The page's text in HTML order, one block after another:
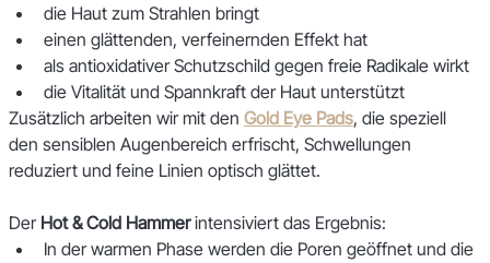
die Haut zum Strahlen bringt
einen glättenden, verfeinernden Effekt hat
als antioxidativer Schutzschild gegen freie Radikale wirkt
die Vitalität und Spannkraft der Haut unterstützt
Zusätzlich arbeiten wir mit den Gold Eye Pads, die speziell
den sensiblen Augenbereich erfrischt, Schwellungen
reduziert und feine Linien optisch glättet.
Der Hot & Cold Hammer intensiviert das Ergebnis:
In der warmen Phase werden die Poren geöffnet und die